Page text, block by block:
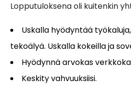
Lopputuloksena oli kuitenkin
Uskalla hyödyntää
tekoälyä. Uskalla kokeilla ja
Hyödynnä arvokas
Keskity vahvuuksiisi.